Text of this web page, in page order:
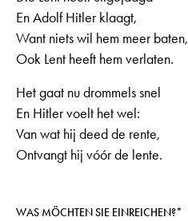
En Adolf Hitler klaagt,
Want niets wil hem meer baten,
Ook Lent heeft hem verlaten.
Het gaat nu drommels snel
En Hitler voelt het wel:
Van wat hij deed de rente,
Ontvangt hij vóór de lente.
WAS MÖCHTEN SIE EINREICHEN?*